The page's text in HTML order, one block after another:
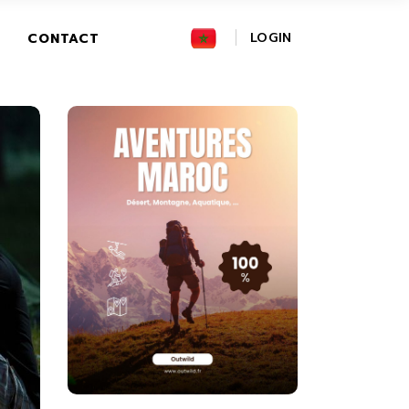
CONTACT LOGIN
FR